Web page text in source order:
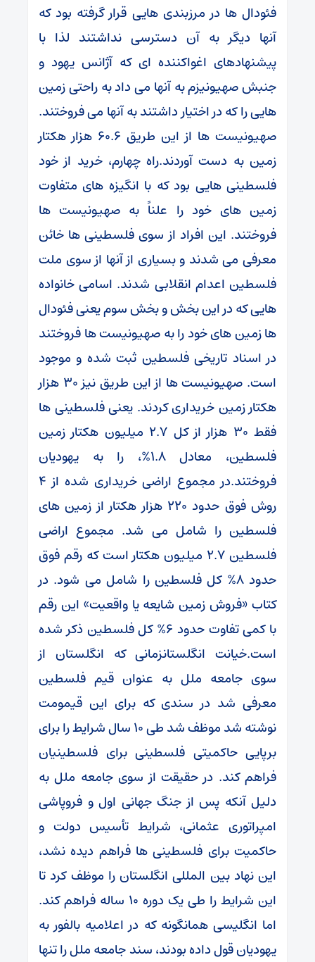
فئودال ها در مرزبندی هایی قرار گرفته بود که
آنها دیگر به آن دسترسی نداشتند لذا با
پیشنهادهای اغواکننده ای که آژانس یهود و
جنبش صهیونیزم به آنها می داد به راحتی زمین
هایی را که در اختیار داشتند به آنها می فروختند.
صهیونیست ها از این طریق 60.6 هزار هکتار
زمین به دست آوردند.راه چهارم، خرید از خود
فلسطینی هایی بود که با انگیزه های متفاوت
زمین های خود را علناً به صهیونیست ها
فروختند. این افراد از سوی فلسطینی ها خائن
معرفی می شدند و بسیاری از آنها از سوی ملت
فلسطین اعدام انقلابی شدند. اسامی خانواده
هایی که در این بخش و بخش سوم یعنی فئودال
ها زمین های خود را به صهیونیست ها فروختند
در اسناد تاریخی فلسطین ثبت شده و موجود
است. صهیونیست ها از این طریق نیز 30 هزار
هکتار زمین خریداری کردند. یعنی فلسطینی ها
فقط 30 هزار از کل 2.7 میلیون هکتار زمین
فلسطین، معادل 1.8%، را به یهودیان
فروختند.در مجموع اراضی خریداری شده از 4
روش فوق حدود 220 هزار هکتار از زمین های
فلسطین را شامل می شد. مجموع اراضی
فلسطین 2.7 میلیون هکتار است که رقم فوق
حدود 8% کل فلسطین را شامل می شود. در
کتاب «فروش زمین شایعه یا واقعیت» این رقم
با کمی تفاوت حدود 6% کل فلسطین ذکر شده
است.خیانت انگلستانزمانی که انگلستان از
سوی جامعه ملل به عنوان قیم فلسطین
معرفی شد در سندی که برای این قیمومت
نوشته شد موظف شد طی 10 سال شرایط را برای
برپایی حاکمیتی فلسطینی برای فلسطینیان
فراهم کند. در حقیقت از سوی جامعه ملل به
دلیل آنکه پس از جنگ جهانی اول و فروپاشی
امپراتوری عثمانی، شرایط تأسیس دولت و
حاکمیت برای فلسطینی ها فراهم دیده نشد،
این نهاد بین المللی انگلستان را موظف کرد تا
این شرایط را طی یک دوره 10 ساله فراهم کند.
اما انگلیسی همانگونه که در اعلامیه بالفور به
یهودیان قول داده بودند، سند جامعه ملل را تنها